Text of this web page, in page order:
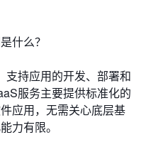
什么？
支持应用的开发、部署和
服务主要提供标准化的
应用，无需关心底层基
力有限。